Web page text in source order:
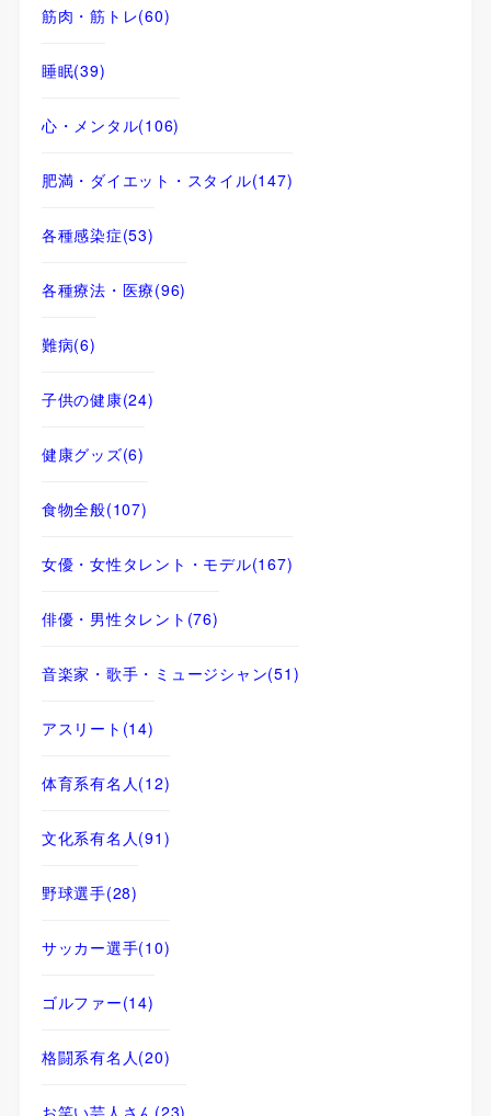
筋肉・筋トレ(60)
睡眠(39)
心・メンタル(106)
肥満・ダイエット・スタイル(147)
各種感染症(53)
各種療法・医療(96)
難病(6)
子供の健康(24)
健康グッズ(6)
食物全般(107)
女優・女性タレント・モデル(167)
俳優・男性タレント (76)
音楽家・歌手・ミュージシャン(51)
アスリート (14)
体育系有名人 (12)
文化系有名人 (91)
野球選手(28)
サッカー選手(10)
ゴルファー(14)
格闘系有名人 (20)
お笑い芸人さん (23)